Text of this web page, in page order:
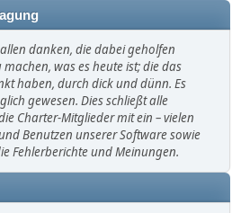
danken, die dabei geholfen
machen, was es heute ist; die das
haben, durch dick und dünn. Es
gewesen. Dies schließt alle
Charter-Mitglieder mit ein – vielen
Benutzen unserer Software sowie
Fehlerberichte und Meinungen.